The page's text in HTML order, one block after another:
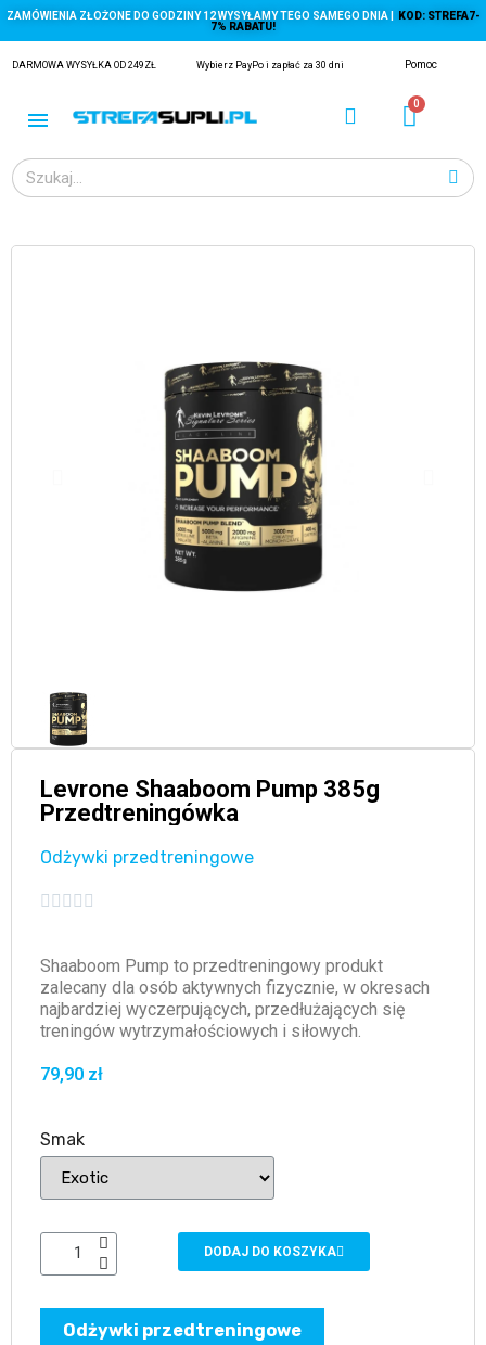
ZAMÓWIENIA ZŁOŻONE DO GODZINY 12 WYSYŁAMY TEGO SAMEGO DNIA |
KOD: STREFA7-
7% RABATU!
DARMOWA WYSYŁKA OD 249ZŁ Wybierz PayPo i zapłać za 30 dni Pomoc
Levrone Shaaboom Pump 385g
Przedtreningówka
Odżywki przedtreningowe
    
Shaaboom Pump to przedtreningowy produkt
zalecany dla osób aktywnych fizycznie, w okresach
najbardziej wyczerpujących, przedłużających się
treningów wytrzymałościowych i siłowych.
79,90 zł
Smak
DODAJ DO KOSZYKA
Odżywki przedtreningowe